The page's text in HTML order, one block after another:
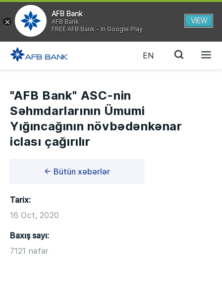
EN
"AFB Bank" ASC-nin
Səhmdarlarının Ümumi
Yığıncağının növbədənkənar
iclası çağırılır
← Bütün xəbərlər
Tarix:
16 Oct, 2020
Baxış sayı:
7121 nəfər
AFB Bank
AFB Bank
FREE AFB Bank - In Google Play
VIEW